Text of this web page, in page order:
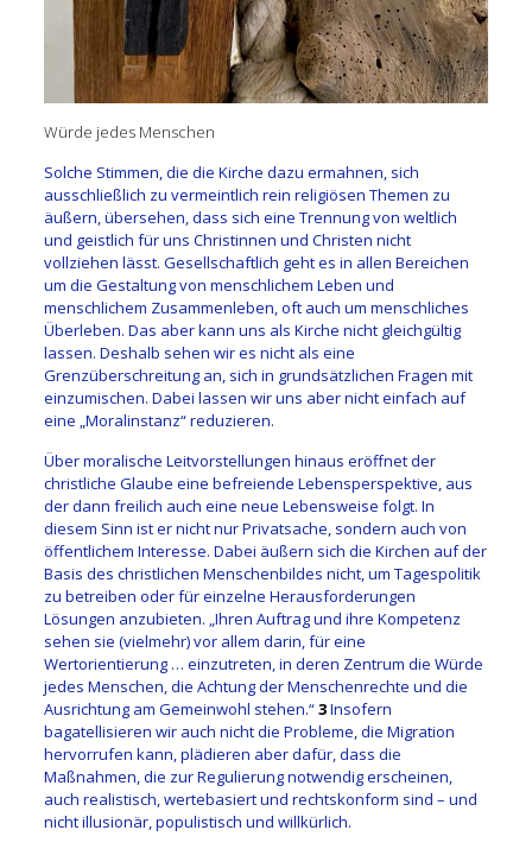
Würde jedes Menschen
Solche Stimmen, die die Kirche dazu ermahnen, sich
ausschließlich zu vermeintlich rein religiösen Themen zu
äußern, übersehen, dass sich eine Trennung von weltlich
und geistlich für uns Christinnen und Christen nicht
vollziehen lässt. Gesellschaftlich geht es in allen Bereichen
um die Gestaltung von menschlichem Leben und
menschlichem Zusammenleben, oft auch um menschliches
Überleben. Das aber kann uns als Kirche nicht gleichgültig
lassen. Deshalb sehen wir es nicht als eine
Grenzüberschreitung an, sich in grundsätzlichen Fragen mit
einzumischen. Dabei lassen wir uns aber nicht einfach auf
eine „Moralinstanz“ reduzieren.
Über moralische Leitvorstellungen hinaus eröffnet der
christliche Glaube eine befreiende Lebensperspektive, aus
der dann freilich auch eine neue Lebensweise folgt. In
diesem Sinn ist er nicht nur Privatsache, sondern auch von
öffentlichem Interesse. Dabei äußern sich die Kirchen auf der
Basis des christlichen Menschenbildes nicht, um Tagespolitik
zu betreiben oder für einzelne Herausforderungen
Lösungen anzubieten. „Ihren Auftrag und ihre Kompetenz
sehen sie (vielmehr) vor allem darin, für eine
Wertorientierung … einzutreten, in deren Zentrum die Würde
jedes Menschen, die Achtung der Menschenrechte und die
Ausrichtung am Gemeinwohl stehen.“3Insofern
bagatellisieren wir auch nicht die Probleme, die Migration
hervorrufen kann, plädieren aber dafür, dass die
Maßnahmen, die zur Regulierung notwendig erscheinen,
auch realistisch, wertebasiert und rechtskonform sind – und
nicht illusionär, populistisch und willkürlich.